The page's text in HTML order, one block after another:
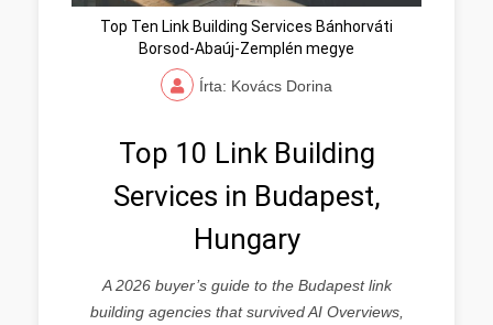
Top Ten Link Building Services Bánhorváti
Borsod-Abaúj-Zemplén megye
Írta: Kovács Dorina
Top 10 Link Building
Services in Budapest,
Hungary
A 2026 buyer’s guide to the Budapest link
building agencies that survived AI Overviews,